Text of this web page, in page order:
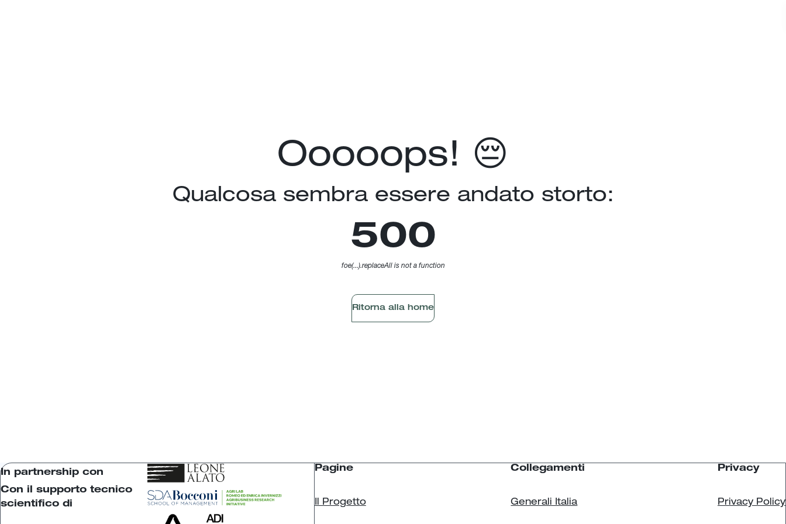
Ooooops! 😔
Qualcosa sembra essere andato storto:
500
foe(...).replaceAll is not a function
Ritorna alla home
In partnership con
Con il supporto tecnico
scientifico di
Pagine
Il Progetto
Collegamenti
Generali Italia
Privacy
Privacy Policy